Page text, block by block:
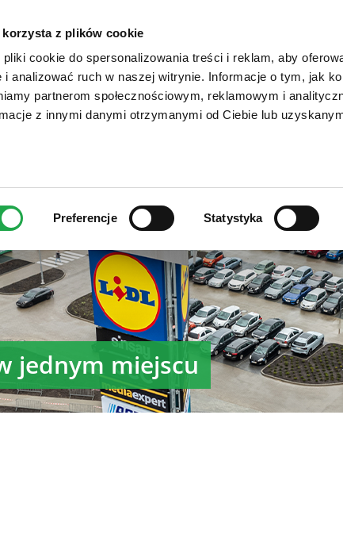
z plików cookie
cookie do spersonalizowania treści i reklam, aby
i analizować ruch w naszej witrynie. Informacje o tym, jak
partnerom społecznościowym, reklamowym i
z innymi danymi otrzymanymi od Ciebie lub
Preferencje Statystyka
SZCZECIN
jednym miejscu